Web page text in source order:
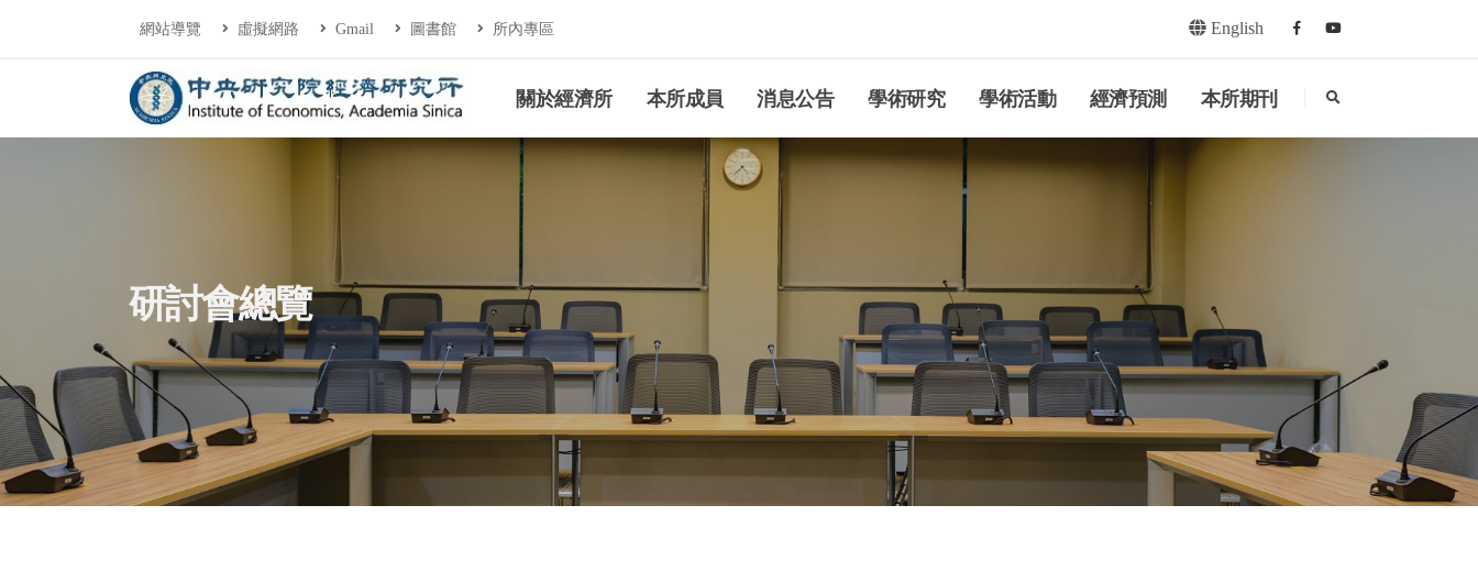
連往主要內容區塊
網站導覽 虛擬網路 Gmail 圖書館 所內專區 English Facebookyoutube
中央研究院經濟研究所關於經濟所 本所成員 消息公告 學術研究 學術活動 經濟預測 本所期刊 search
研討會總覽